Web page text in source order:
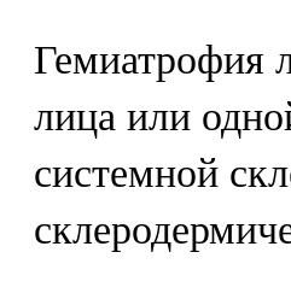
Гемиатрофия
лица или
системной